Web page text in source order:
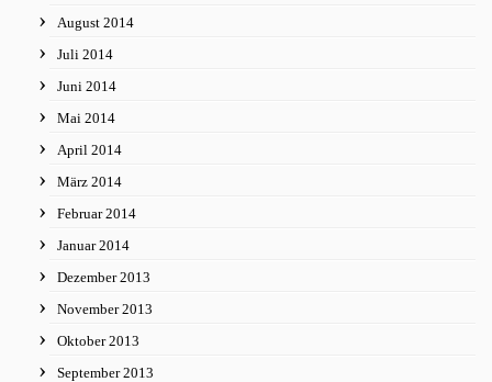
August 2014
Juli 2014
Juni 2014
Mai 2014
April 2014
März 2014
Februar 2014
Januar 2014
Dezember 2013
November 2013
Oktober 2013
September 2013